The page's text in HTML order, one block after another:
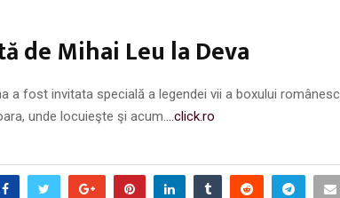
de Mihai Leu la Deva
a fost invitata specială a legendei vii a boxului
unde locuieşte şi acum.
…click.ro